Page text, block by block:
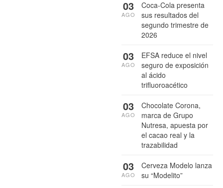
Coca-Cola presenta
sus resultados del
segundo trimestre de
2026
03
AGO
EFSA reduce el nivel
seguro de exposición
al ácido
trifluoroacético
03
AGO
Chocolate Corona,
marca de Grupo
Nutresa, apuesta por
el cacao real y la
trazabilidad
03
AGO
Cerveza Modelo lanza
su “Modelito”
03
AGO